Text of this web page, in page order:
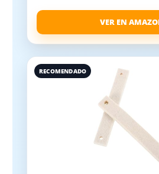
VER EN
RECOMENDADO